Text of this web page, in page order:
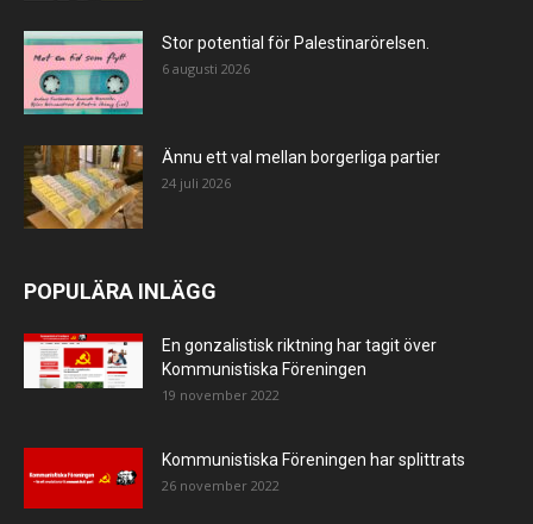
Stor potential för Palestinarörelsen.
6 augusti 2026
Ännu ett val mellan borgerliga partier
24 juli 2026
POPULÄRA INLÄGG
En gonzalistisk riktning har tagit över
Kommunistiska Föreningen
19 november 2022
Kommunistiska Föreningen har splittrats
26 november 2022